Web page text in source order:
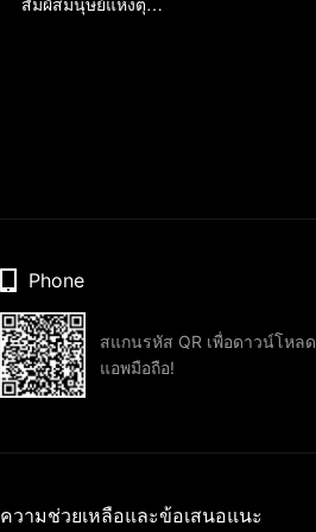
Phone
สแกนรหัส QR เพื่อดาวน์โหลด
แอพมือถือ!
ความช่วยเหลือและข้อเสนอแนะ